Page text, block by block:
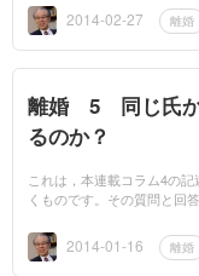
は、「人事に関する...
2014-02-27 離婚
離婚 5 同じ氏か
るのか？
これは，本連載コラム4の
くものです。その質問と回
婚姻による凹川凡子...
2014-01-16 離婚